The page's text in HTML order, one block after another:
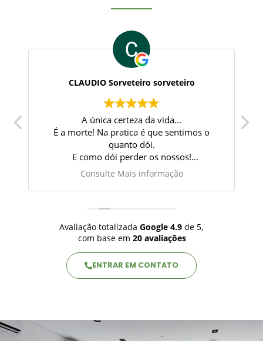
CLAUDIO Sorveteiro sorveteiro
A única certeza da vida...
É a morte! Na pratica é que sentimos o
quanto dói.
E como dói perder os nossos!
Quero agradecer toda equipe pelo
comprometimento e dedicação do inicio ao
fim. quer honrar seu ente querido com todo
amor e respeito. sem sombra de dúvidas.
obrigado.
Consulte Mais informação
Avaliação totalizada Google 4.9de 5,
com base em 20 avaliações
ENTRAR EM CONTATO